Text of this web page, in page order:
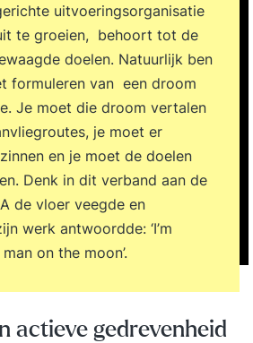
uitvoeringsorganisatie
te groeien, behoort tot de
doelen. Natuurlijk ben
formuleren van een droom
Je moet die droom vertalen
je moet er
en je moet de doelen
Denk in dit verband aan de
de vloer veegde en
werk antwoordde: ‘I’m
on the moon’.
actieve gedrevenheid